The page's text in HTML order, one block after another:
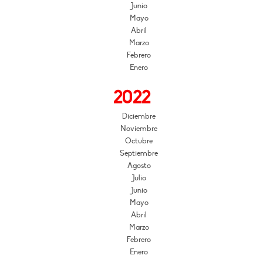
Junio
Mayo
Abril
Marzo
Febrero
Enero
2022
Diciembre
Noviembre
Octubre
Septiembre
Agosto
Julio
Junio
Mayo
Abril
Marzo
Febrero
Enero